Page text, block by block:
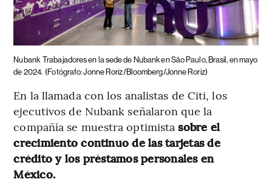
Nubank Trabajadores en la sede de Nubank en São Paulo, Brasil, en mayo
de 2024. (Fotógrafo: Jonne Roriz/Bloomberg/Jonne Roriz)
En la llamada con los analistas de Citi, los
ejecutivos de Nubank señalaron que la
compañía se muestra optimistasobre el
crecimiento continuo de las tarjetas de
crédito y los préstamos personales en
México.